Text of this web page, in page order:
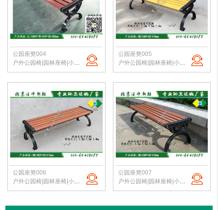
公园座凳004
户外公园椅|园林座椅|小区路椅|公园长椅|校园户外椅|洁净新雅 定制批发
公园座凳005
户外公园椅|园林座椅|小区路椅|公园长椅|校园户外椅|洁净新雅 定制批发
公园座凳006
户外公园椅|园林座椅|小区路椅|公园长椅|校园户外椅|北京洁净新雅 定制批发
公园座凳007
户外公园椅|园林座椅|小区路椅|公园长椅|校园户外椅|北京洁净新雅 定制批发